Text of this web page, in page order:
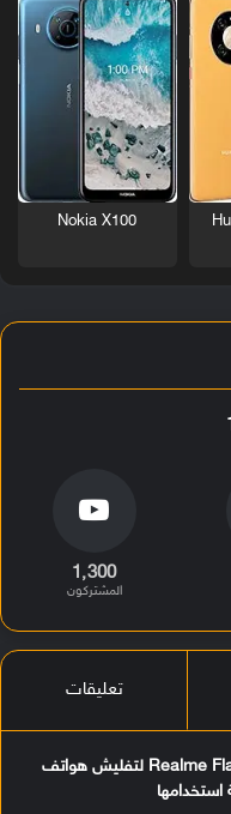
Nokia X100
1٬300
المشتركون
تعليقات
تحميل أداة Realme Flash Tool لتفليش هواتف